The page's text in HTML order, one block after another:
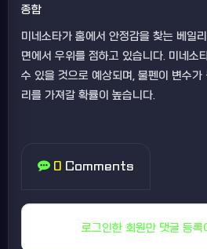
종합
미네소타가 홈에서 안정감을 찾는 베일
면에서 우위를 점하고 있습니다. 미네소
수 있을 것으로 예상되며, 불펜이 변수
리를 가져갈 확률이 높습니다.
0 Comments
로그인한 회원만 댓글 등록